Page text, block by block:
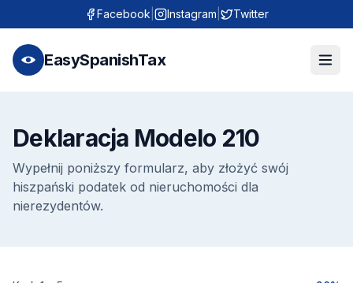
Facebook Instagram Twitter
EasySpanishTax
Deklaracja Modelo 210
Wypełnij poniższy formularz, aby złożyć swój
hiszpański podatek od nieruchomości dla
nierezydentów.